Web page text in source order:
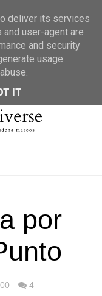
por
4
deliver its services
and user-agent are
and security
usage
IT